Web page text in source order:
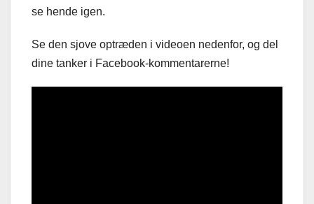
se hende igen.
Se den sjove optræden i videoen nedenfor, og del
dine tanker i Facebook-kommentarerne!